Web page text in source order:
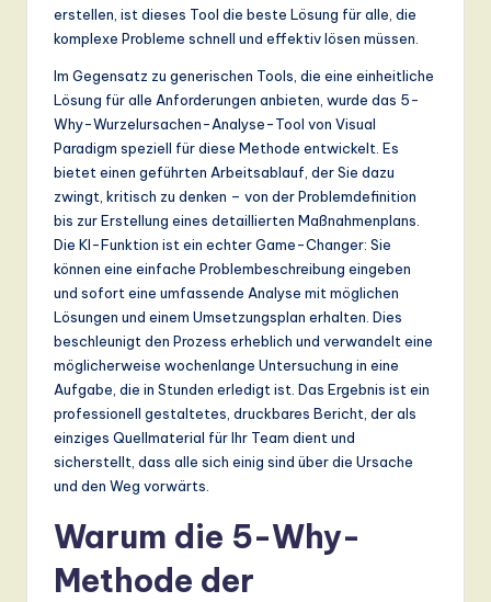
d
in
A
S
o
ft
w
erstellen, ist dieses Tool die beste Lösung für alle, die
komplexe Probleme schnell und effektiv lösen müssen.
Im Gegensatz zu generischen Tools, die eine einheitliche
Lösung für alle Anforderungen anbieten, wurde das 5-
Why-Wurzelursachen-Analyse-Tool von Visual
Paradigm speziell für diese Methode entwickelt. Es
bietet einen geführten Arbeitsablauf, der Sie dazu
zwingt, kritisch zu denken – von der Problemdefinition
bis zur Erstellung eines detaillierten Maßnahmenplans.
Die KI-Funktion ist ein echter Game-Changer: Sie
können eine einfache Problembeschreibung eingeben
und sofort eine umfassende Analyse mit möglichen
Lösungen und einem Umsetzungsplan erhalten. Dies
beschleunigt den Prozess erheblich und verwandelt eine
möglicherweise wochenlange Untersuchung in eine
Aufgabe, die in Stunden erledigt ist. Das Ergebnis ist ein
professionell gestaltetes, druckbares Bericht, der als
einziges Quellmaterial für Ihr Team dient und
sicherstellt, dass alle sich einig sind über die Ursache
und den Weg vorwärts.
Warum die 5-Why-
Methode der